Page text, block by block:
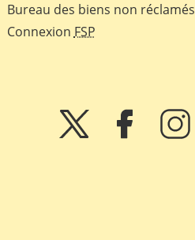
Bureau des biens non réclamés
Connexion FSP